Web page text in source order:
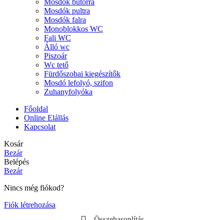
Mosdók bútorra
Mosdók pultra
Mosdók falra
Monoblokkos WC
Fali WC
Álló wc
Piszoár
Wc tető
Fürdőszobai kiegészítők
Mosdó lefolyó, szifon
Zuhanyfolyóka
Főoldal
Online Elállás
Kapcsolat
Kosár
Bezár
Belépés
Bezár
Nincs még fiókod?
Fiók létrehozása